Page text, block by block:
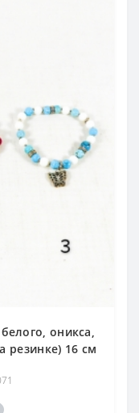
оникса,
резинке) 16 см